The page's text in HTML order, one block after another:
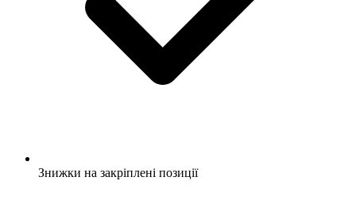
Знижки на закріплені позиції